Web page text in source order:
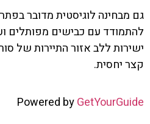
גם מבחינה לוגיסטית מדובר
להתמודד עם כבישים מפותלים
קצר יחסית.
Powered byGetYourGuide